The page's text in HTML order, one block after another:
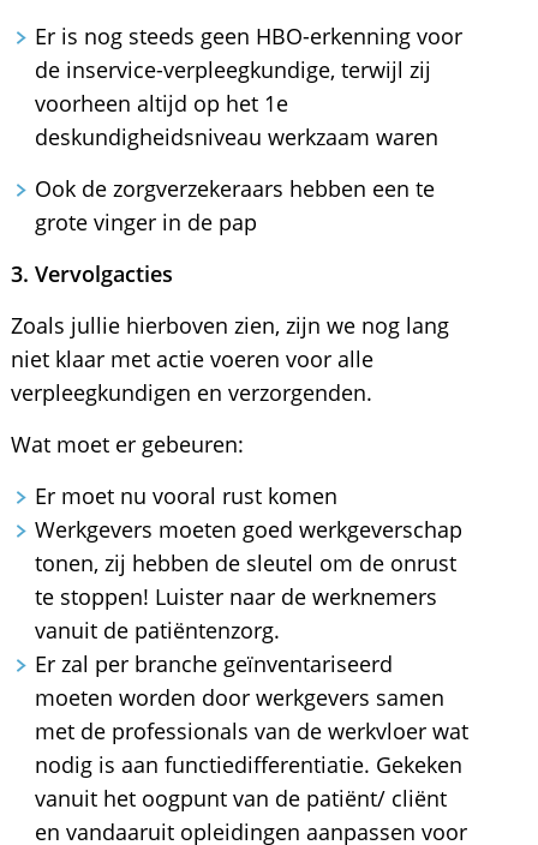
Er is nog steeds geen HBO-erkenning voor
de inservice-verpleegkundige, terwijl zij
voorheen altijd op het 1e
deskundigheidsniveau werkzaam waren
Ook de zorgverzekeraars hebben een te
grote vinger in de pap
3. Vervolgacties
Zoals jullie hierboven zien, zijn we nog lang
niet klaar met actie voeren voor alle
verpleegkundigen en verzorgenden.
Wat moet er gebeuren:
Er moet nu vooral rust komen
Werkgevers moeten goed werkgeverschap
tonen, zij hebben de sleutel om de onrust
te stoppen! Luister naar de werknemers
vanuit de patiëntenzorg.
Er zal per branche geïnventariseerd
moeten worden door werkgevers samen
met de professionals van de werkvloer wat
nodig is aan functiedifferentiatie. Gekeken
vanuit het oogpunt van de patiënt/ cliënt
en vandaaruit opleidingen aanpassen voor